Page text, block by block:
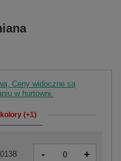
Ceny widoczne są
w hurtowni.
(+1)
- +